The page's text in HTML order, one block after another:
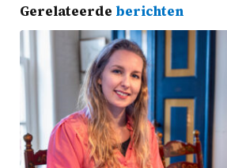
Gerelateerde berichten